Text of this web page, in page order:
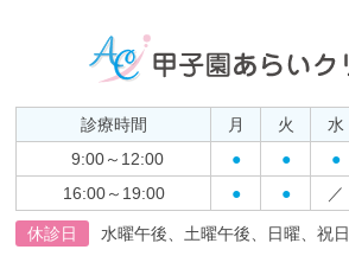
診療時間 月 火 水
9:00～12:00
● ● ●
16:00～19:00
● ● ／
休診日 水曜午後、土曜午後、日曜、祝日